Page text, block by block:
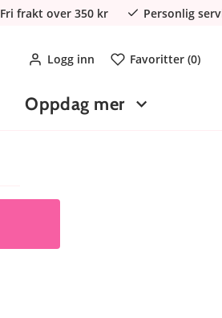
Fri frakt over 350 kr Personlig
Logg inn Favoritter (0)
Oppdag mer